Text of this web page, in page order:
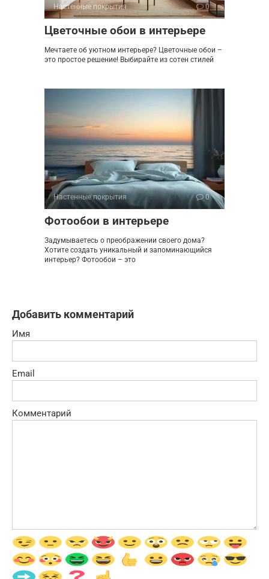
Настенные покрытия 0
Цветочные обои в интерьере
Мечтаете об уютном интерьере? Цветочные обои –
это простое решение! Выбирайте из сотен стилей
Настенные покрытия 0
Фотообои в интерьере
Задумываетесь о преображении своего дома?
Хотите создать уникальный и запоминающийся
интерьер? Фотообои – это
Добавить комментарий
Имя
Email
Комментарий